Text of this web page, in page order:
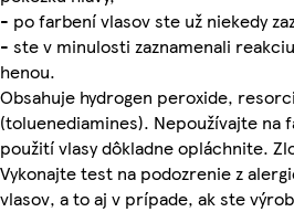
- po farbení vlasov ste už niekedy
- ste v minulosti zaznamenali
henou.
Obsahuje hydrogen peroxide,
(toluenediamines). Nepoužívajte na
použití vlasy dôkladne opláchnite.
Vykonajte test na podozrenie z
vlasov, a to aj v prípade, ak ste